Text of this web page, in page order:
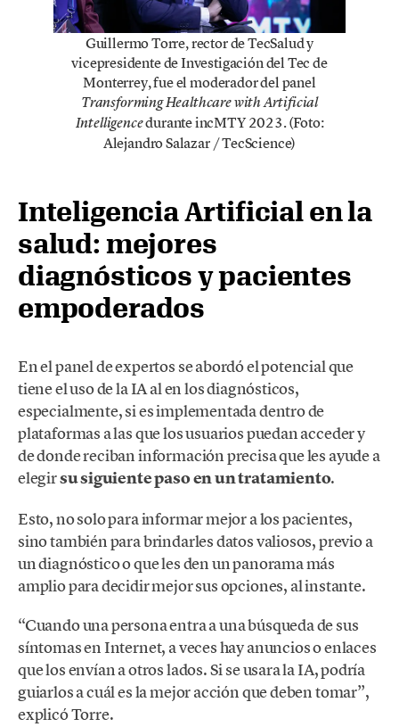
Guillermo Torre, rector de TecSalud y
vicepresidente de Investigación del Tec de
Monterrey, fue el moderador del panel
Transforming Healthcare with Artificial
Intelligencedurante incMTY 2023. (Foto:
Alejandro Salazar / TecScience)
Inteligencia Artificial en la
salud: mejores
diagnósticos y pacientes
empoderados
En el panel de expertos se abordó el potencial que
tiene el uso de la IA al en los diagnósticos,
especialmente, si es implementada dentro de
plataformas a las que los usuarios puedan acceder y
de donde reciban información precisa que les ayude a
elegirsu siguiente paso en un tratamiento.
Esto, no solo para informar mejor a los pacientes,
sino también para brindarles datos valiosos, previo a
un diagnóstico o que les den un panorama más
amplio para decidir mejor sus opciones, al instante.
“Cuando una persona entra a una búsqueda de sus
síntomas en Internet, a veces hay anuncios o enlaces
que los envían a otros lados. Si se usara la IA, podría
guiarlos a cuál es la mejor acción que deben tomar”,
explicó Torre.